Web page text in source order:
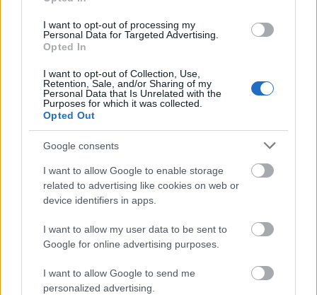
I want to opt-out of processing my
Personal Data for Targeted Advertising.
Opted In
I want to opt-out of Collection, Use,
Retention, Sale, and/or Sharing of my
Personal Data that Is Unrelated with the
Purposes for which it was collected.
Opted Out
Google consents
I want to allow Google to enable storage
related to advertising like cookies on web or
device identifiers in apps.
I want to allow my user data to be sent to
Google for online advertising purposes.
I want to allow Google to send me
personalized advertising.
önmagát. Lelkesedése arra ösztönöz másokat, hogy
bátran és rugalmasan fogadják az élet kihívásait.